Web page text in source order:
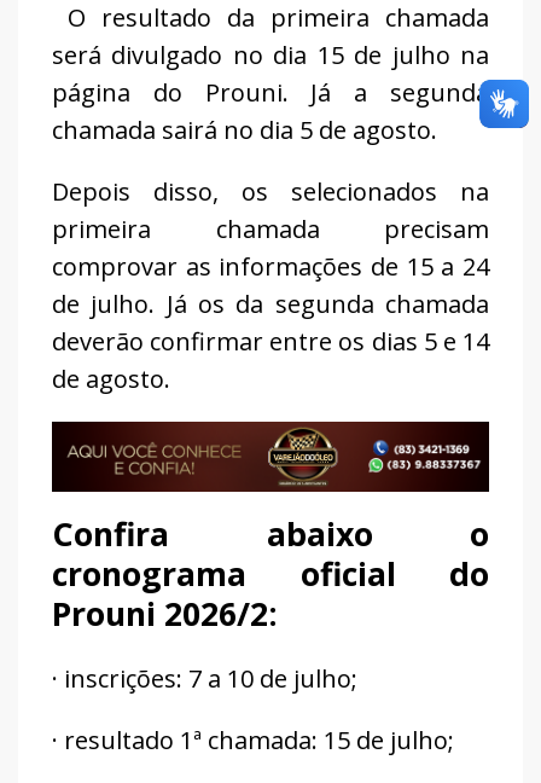
O resultado da primeira chamada
será divulgado no dia 15 de julho na
página do Prouni. Já a segunda
chamada sairá no dia 5 de agosto.
Depois disso, os selecionados na
primeira chamada precisam
comprovar as informações de 15 a 24
de julho. Já os da segunda chamada
deverão confirmar entre os dias 5 e 14
de agosto.
Confira abaixo o
cronograma oficial do
Prouni 2026/2:
· inscrições: 7 a 10 de julho;
· resultado 1ª chamada: 15 de julho;